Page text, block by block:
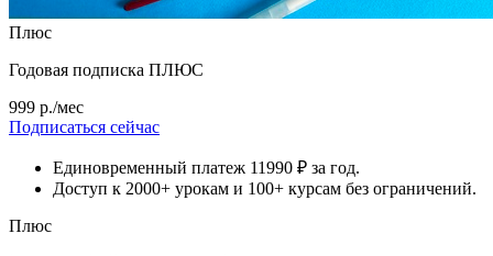
Плюс
Годовая подписка ПЛЮС
999 р./мес
Подписаться сейчас
Единовременный платеж 11990 ₽ за год.
Доступ к 2000+ урокам и 100+ курсам без ограничений.
Плюс